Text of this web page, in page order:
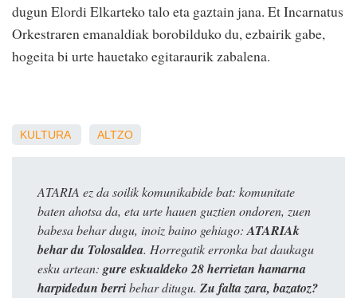
dugun Elordi Elkarteko talo eta gaztain jana. Et Incarnatus
Orkestraren emanaldiak borobilduko du, ezbairik gabe,
hogeita bi urte hauetako egitaraurik zabalena.
KULTURA ALTZO
ATARIA ez da soilik komunikabide bat: komunitate
baten ahotsa da, eta urte hauen guztien ondoren, zuen
babesa behar dugu, inoiz baino gehiago:ATARIAk
behar du Tolosaldea. Horregatik erronka bat daukagu
esku artean: gure eskualdeko 28 herrietan hamarna
harpidedun berribehar ditugu. Zu falta zara, bazatoz?